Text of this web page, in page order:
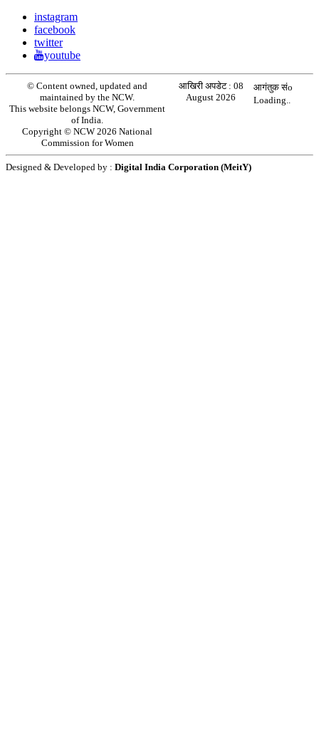
instagram
facebook
twitter
youtube
© Content owned, updated and
maintained by the NCW.
This website belongs NCW, Government
of India.
Copyright © NCW 2026 National
Commission for Women
आखिरी अपडेट : 08
August 2026
आगंतुक संo
Loading..
Designed & Developed by : Digital India Corporation (MeitY)